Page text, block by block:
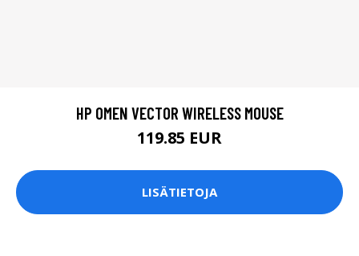
HP OMEN VECTOR WIRELESS MOUSE
119.85 EUR
LISÄTIETOJA